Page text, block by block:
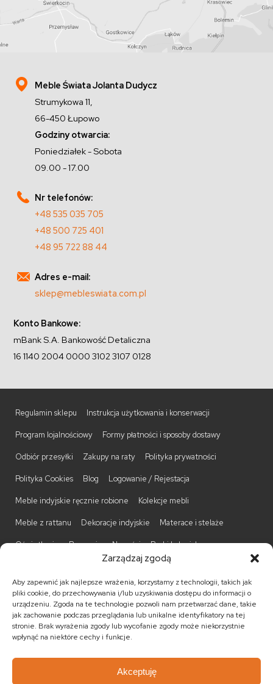
Zarządzaj zgodą
Aby zapewnić jak najlepsze wrażenia, korzystamy z technologii, takich jak
pliki cookie, do przechowywania i/lub uzyskiwania dostępu do informacji o
urządzeniu. Zgoda na te technologie pozwoli nam przetwarzać dane, takie
jak zachowanie podczas przeglądania lub unikalne identyfikatory na tej
stronie. Brak wyrażenia zgody lub wycofanie zgody może niekorzystnie
wpłynąć na niektóre cechy i funkcje.
Akceptuję
Meble Świata Jolanta Dudycz
Strumykowa 11,
66-450 Łupowo
Godziny otwarcia:
Poniedziałek - Sobota
09.00 - 17.00
Nr telefonów:
+48 535 035 705
+48 500 725 401
+48 95 722 88 44
Adres e-mail:
sklep@mebleswiata.com.pl
Konto Bankowe:
mBank S.A. Bankowość Detaliczna
16 1140 2004 0000 3102 3107 0128
Regulamin sklepu Instrukcja użytkowania i konserwacji
Program lojalnościowy Formy płatności i sposoby dostawy
Odbiór przesyłki Zakupy na raty Polityka prywatności
Polityka Cookies Blog Logowanie / Rejestacja
Meble indyjskie ręcznie robione Kolekcje mebli
Meble z rattanu Dekoracje indyjskie Materace i stelaże
Oświetlenie Promocje Nowości Barki kolonialne
Komody kolonialne Krzesła kolonialne
Kufry indyjskie Ławki kolonialne Łóżka kolonialne
Parawany kolonialne Półki kolonialne Regały kolonialne
Stojaki na CD Stoliki kawowe Stoliki nocne